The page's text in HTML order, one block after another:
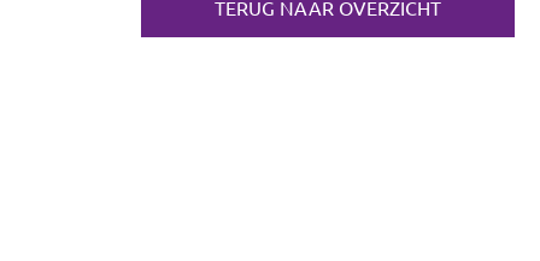
TERUG NAAR OVERZICHT